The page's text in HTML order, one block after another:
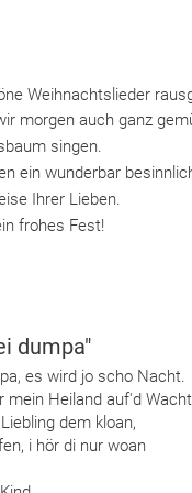
Weihnachtslieder
morgen auch ganz
singen.
ein wunderbar
Ihrer Lieben.
frohes Fest!
dumpa"
es wird jo scho Nacht.
mein Heiland auf'd
dem kloan,
i hör di nur woan